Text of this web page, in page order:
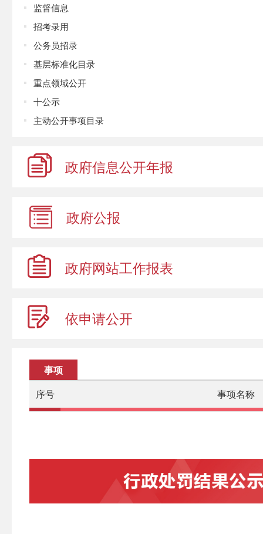
监督信息
招考录用
公务员招录
基层标准化目录
重点领域公开
十公示
主动公开事项目录
政府信息公开年报
政府公报
政府网站工作报表
依申请公开
事项
序号
事项名称